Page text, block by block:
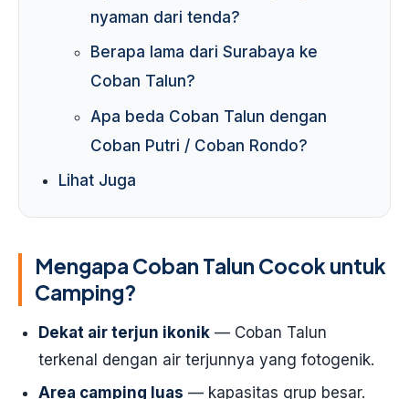
nyaman dari tenda?
Berapa lama dari Surabaya ke
Coban Talun?
Apa beda Coban Talun dengan
Coban Putri / Coban Rondo?
Lihat Juga
Mengapa Coban Talun Cocok untuk
Camping?
Dekat air terjun ikonik — Coban Talun
terkenal dengan air terjunnya yang fotogenik.
Area camping luas — kapasitas grup besar.